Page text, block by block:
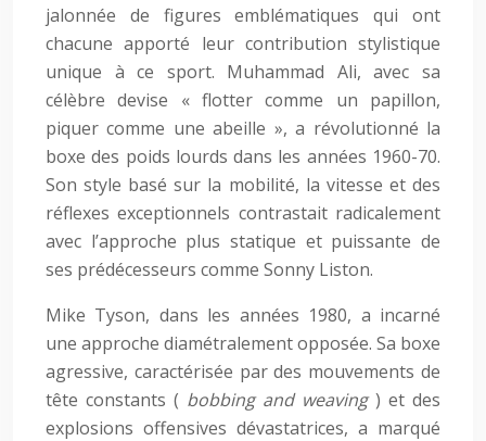
jalonnée de figures emblématiques qui ont
chacune apporté leur contribution stylistique
unique à ce sport. Muhammad Ali, avec sa
célèbre devise « flotter comme un papillon,
piquer comme une abeille », a révolutionné la
boxe des poids lourds dans les années 1960-70.
Son style basé sur la mobilité, la vitesse et des
réflexes exceptionnels contrastait radicalement
avec l’approche plus statique et puissante de
ses prédécesseurs comme Sonny Liston.
Mike Tyson, dans les années 1980, a incarné
une approche diamétralement opposée. Sa boxe
agressive, caractérisée par des mouvements de
tête constants ( bobbing and weaving ) et des
explosions offensives dévastatrices, a marqué